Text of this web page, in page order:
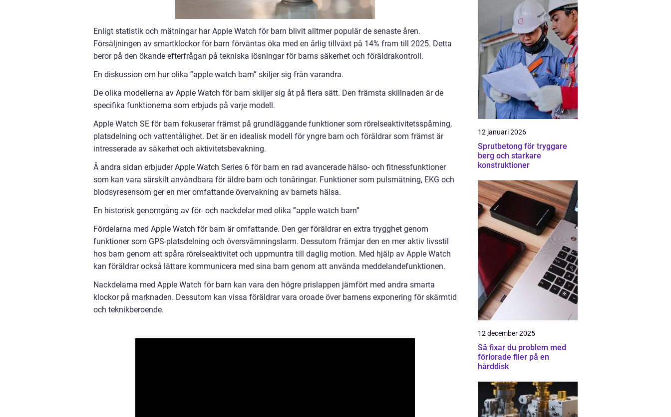
Enligt statistik och mätningar har Apple Watch för barn blivit alltmer populär de senaste åren.
Försäljningen av smartklockor för barn förväntas öka med en årlig tillväxt på 14% fram till 2025. Detta
beror på den ökande efterfrågan på tekniska lösningar för barns säkerhet och föräldrakontroll.
En diskussion om hur olika ”apple watch barn” skiljer sig från varandra.
De olika modellerna av Apple Watch för barn skiljer sig åt på flera sätt. Den främsta skillnaden är de
specifika funktionerna som erbjuds på varje modell.
Apple Watch SE för barn fokuserar främst på grundläggande funktioner som rörelseaktivitetsspårning,
platsdelning och vattentålighet. Det är en idealisk modell för yngre barn och föräldrar som främst är
intresserade av säkerhet och aktivitetsbevakning.
Å andra sidan erbjuder Apple Watch Series 6 för barn en rad avancerade hälso- och fitnessfunktioner
som kan vara särskilt användbara för äldre barn och tonåringar. Funktioner som pulsmätning, EKG och
blodsyresensorn ger en mer omfattande övervakning av barnets hälsa.
En historisk genomgång av för- och nackdelar med olika ”apple watch barn”
Fördelarna med Apple Watch för barn är omfattande. Den ger föräldrar en extra trygghet genom
funktioner som GPS-platsdelning och översvämningslarm. Dessutom främjar den en mer aktiv livsstil
hos barn genom att spåra rörelseaktivitet och uppmuntra till daglig motion. Med hjälp av Apple Watch
kan föräldrar också lättare kommunicera med sina barn genom att använda meddelandefunktionen.
Nackdelarna med Apple Watch för barn kan vara den högre prislappen jämfört med andra smarta
klockor på marknaden. Dessutom kan vissa föräldrar vara oroade över barnens exponering för skärmtid
och teknikberoende.
12 januari 2026
Sprutbetong för tryggare
berg och starkare
konstruktioner
12 december 2025
Så fixar du problem med
förlorade filer på en
hårddisk